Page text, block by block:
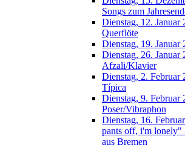
Songs zum
Dienstag, 12. Januar
Querflöte
Dienstag, 19. Januar
Dienstag, 26. Januar
Afzali/Klavier
Dienstag, 2. Februar
Típica
Dienstag, 9. Februar
Poser/Vibraphon
Dienstag, 16.
pants off, i'm lonely"
aus Bremen